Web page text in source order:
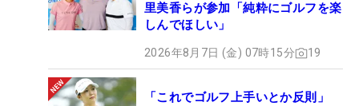
里美香らが参加「純粋にゴルフを楽
しんでほしい」
2026年8月7日 (金) 07時15分 19
「これでゴルフ上手いとか反則」